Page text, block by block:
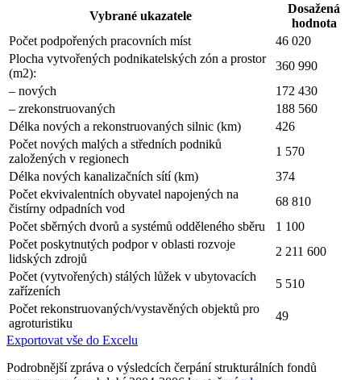
Vybrané ukazatele
Dosažená
hodnota
Počet podpořených pracovních míst
46 020
Plocha vytvořených podnikatelských zón a prostor
(m2):
360 990
– nových
172 430
– zrekonstruovaných
188 560
Délka nových a rekonstruovaných silnic (km)
426
Počet nových malých a středních podniků
založených v regionech
1 570
Délka nových kanalizačních sítí (km)
374
Počet ekvivalentních obyvatel napojených na
čistírny odpadních vod
68 810
Počet sběrných dvorů a systémů odděleného sběru
1 100
Počet poskytnutých podpor v oblasti rozvoje
lidských zdrojů
2 211 600
Počet (vytvořených) stálých lůžek v ubytovacích
zařízeních
5 510
Počet rekonstruovaných/vystavěných objektů pro
agroturistiku
49
Exportovat vše do Excelu
Podrobnější zpráva o výsledcích čerpání strukturálních fondů